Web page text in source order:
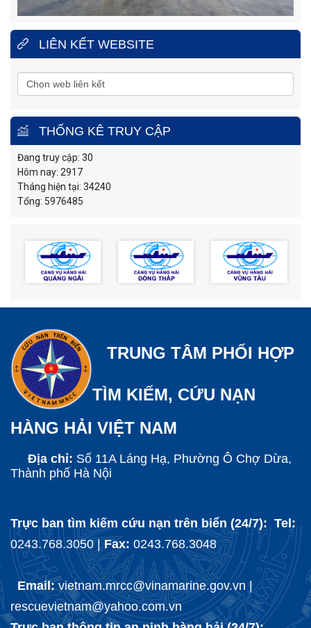
LIÊN KẾT WEBSITE
THỐNG KÊ TRUY CẬP
Đang truy cập: 30
Hôm nay: 2917
Tháng hiện tại: 34240
Tổng: 5976485
TRUNG TÂM PHỐI HỢP
TÌM KIẾM, CỨU NẠN
HÀNG HẢI VIỆT NAM
Địa chỉ: Số 11A Láng Hạ, Phường Ô Chợ Dừa,
Thành phố Hà Nội
Trực ban tìm kiếm cứu nạn trên biển (24/7): Tel:
0243.768.3050 |Fax: 0243.768.3048
Email:vietnam.mrcc@vinamarine.gov.vn |
rescuevietnam@yahoo.com.vn